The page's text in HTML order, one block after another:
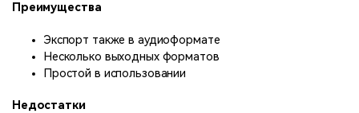
Преимущества
Экспорт также в аудиоформате
Несколько выходных форматов
Простой в использовании
Недостатки